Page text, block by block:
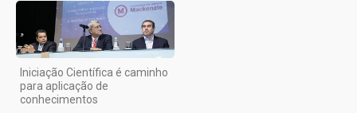
Iniciação Científica é caminho
para aplicação de
conhecimentos